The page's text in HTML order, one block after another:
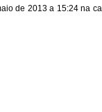
de 2013 a 15:24 na